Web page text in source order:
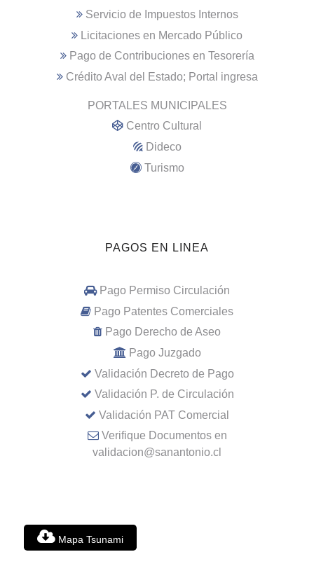
Servicio de Impuestos Internos
Licitaciones en Mercado Público
Pago de Contribuciones en Tesorería
Crédito Aval del Estado; Portal ingresa
PORTALES MUNICIPALES
Centro Cultural
Dideco
Turismo
PAGOS EN LINEA
Pago Permiso Circulación
Pago Patentes Comerciales
Pago Derecho de Aseo
Pago Juzgado
Validación Decreto de Pago
Validación P. de Circulación
Validación PAT Comercial
Verifique Documentos en
validacion@sanantonio.cl
Mapa Tsunami